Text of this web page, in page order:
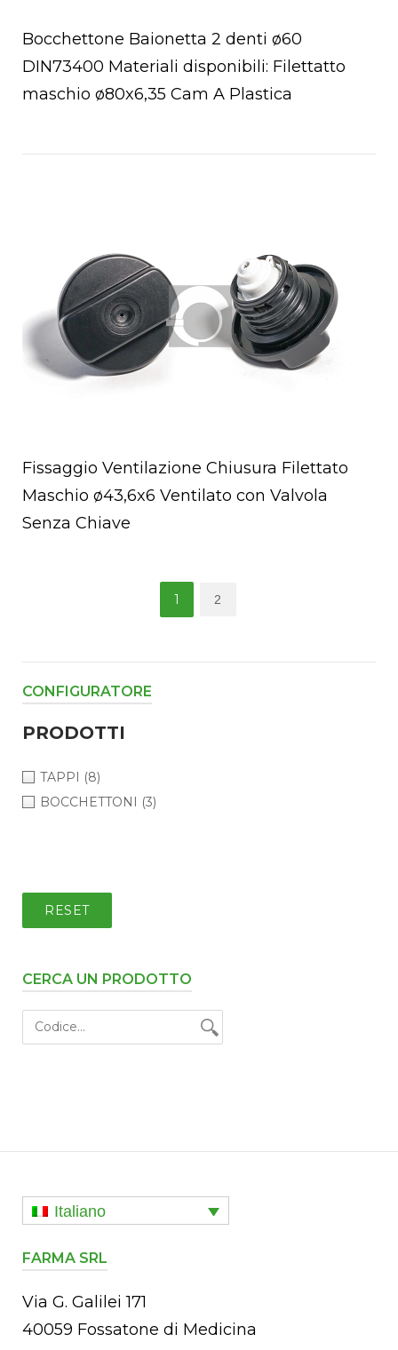
Bocchettone Baionetta 2 denti ø60
DIN73400 Materiali disponibili: Filettatto
maschio ø80x6,35 Cam A Plastica
Fissaggio Ventilazione Chiusura Filettato
Maschio ø43,6x6 Ventilato con Valvola
Senza Chiave
1 2
CONFIGURATORE
PRODOTTI
TAPPI
(8)
BOCCHETTONI
(3)
RESET
CERCA UN PRODOTTO
Italiano
FARMA SRL
Via G. Galilei 171
40059 Fossatone di Medicina